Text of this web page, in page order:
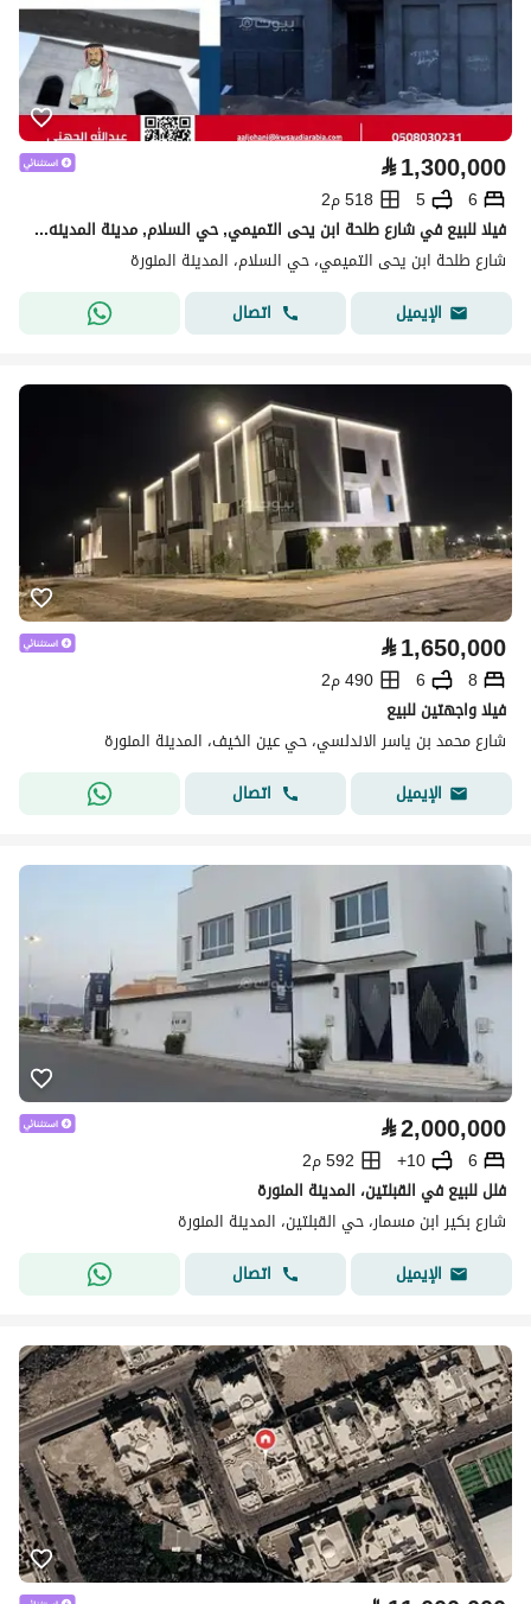
⃁1,300,000
6
5
518 م2
فيلا للبيع في شارع طلحة ابن يحى التميمي, حي السلام, مدينة المدينه المنوره, منطقة المدينة المنورة
شارع طلحة ابن يحى التميمي، حي السلام، المدينة المنورة
الإيميل
اتصال
⃁1,650,000
8
6
490 م2
فيلا واجهتين للبيع
شارع محمد بن ياسر الاندلسي، حي عين الخيف، المدينة المنورة
الإيميل
اتصال
⃁2,000,000
6
10+
592 م2
فلل للبيع في القبلتين، المدينة المنورة
شارع بكير ابن مسمار، حي القبلتين، المدينة المنورة
الإيميل
اتصال